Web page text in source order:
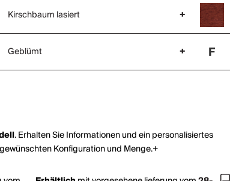
Kirschbaum lasiert +
Geblümt +
. Erhalten Sie Informationen und ein personalisiertes
Konfiguration und Menge.+